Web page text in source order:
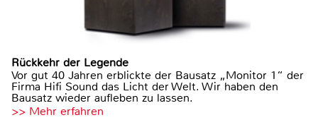
Rückkehr der Legende
Vor gut 40 Jahren erblickte der Bausatz „Monitor 1“ der
Firma Hifi Sound das Licht der Welt. Wir haben den
Bausatz wieder aufleben zu lassen.
>> Mehr erfahren